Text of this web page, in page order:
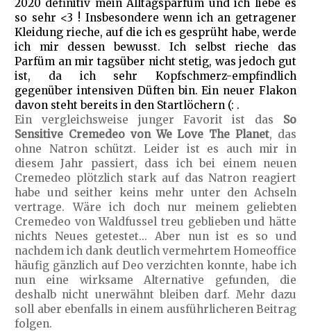
2020 definitiv mein Alltagsparfüm und ich liebe es
so sehr <3 ! Insbesondere wenn ich an getragener
Kleidung rieche, auf die ich es gesprüht habe, werde
ich mir dessen bewusst. Ich selbst rieche das
Parfüm an mir tagsüber nicht stetig, was jedoch gut
ist, da ich sehr Kopfschmerz-empfindlich
gegenüber intensiven Düften bin. Ein neuer Flakon
davon steht bereits in den Startlöchern (: .
Ein vergleichsweise junger Favorit ist das So
Sensitive Cremedeo von We Love The Planet, das
ohne Natron schützt. Leider ist es auch mir in
diesem Jahr passiert, dass ich bei einem neuen
Cremedeo plötzlich stark auf das Natron reagiert
habe und seither keins mehr unter den Achseln
vertrage. Wäre ich doch nur meinem geliebten
Cremedeo von Waldfussel treu geblieben und hätte
nichts Neues getestet... Aber nun ist es so und
nachdem ich dank deutlich vermehrtem Homeoffice
häufig gänzlich auf Deo verzichten konnte, habe ich
nun eine wirksame Alternative gefunden, die
deshalb nicht unerwähnt bleiben darf. Mehr dazu
soll aber ebenfalls in einem ausführlicheren Beitrag
folgen.